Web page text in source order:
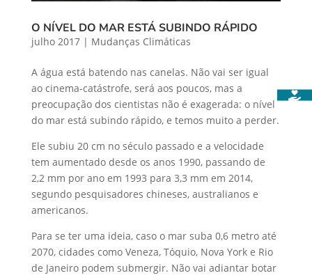
O NÍVEL DO MAR ESTÁ SUBINDO RÁPIDO
julho 2017| Mudanças Climáticas
A água está batendo nas canelas. Não vai ser igual
ao cinema-catástrofe, será aos poucos, mas a
preocupação dos cientistas não é exagerada: o nível
do mar está subindo rápido, e temos muito a perder.
Ele subiu 20 cm no século passado e a velocidade
tem aumentado desde os anos 1990, passando de
2,2 mm por ano em 1993 para 3,3 mm em 2014,
segundo pesquisadores chineses, australianos e
americanos.
Para se ter uma ideia, caso o mar suba 0,6 metro até
2070, cidades como Veneza, Tóquio, Nova York e Rio
de Janeiro podem submergir. Não vai adiantar botar